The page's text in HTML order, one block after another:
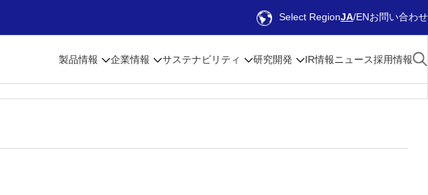
Select RegionJA ENお問い合わせ
製品情報 企業情報 サステナビリティ 研究開発 IR情報ニュース採用情報